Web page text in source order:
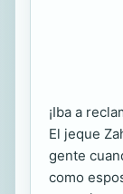
¡Iba a
El jeque
gente
como